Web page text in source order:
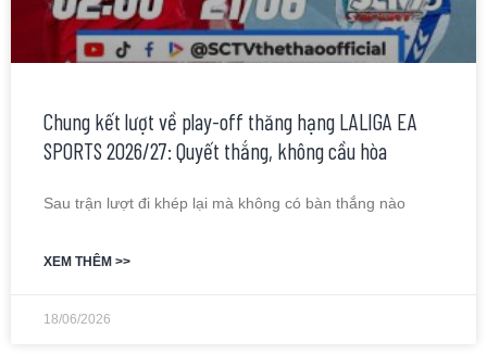
Chung kết lượt về play-off thăng hạng LALIGA EA
SPORTS 2026/27: Quyết thắng, không cầu hòa
Sau trận lượt đi khép lại mà không có bàn thắng nào
XEM THÊM >>
18/06/2026